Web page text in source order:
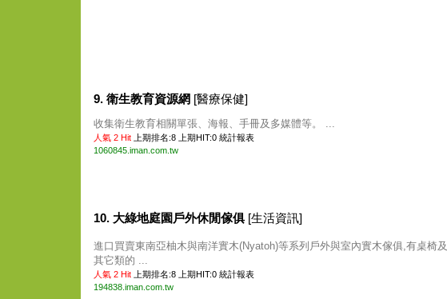
9. 衛生教育資源網 [醫療保健]
收集衛生教育相關單張、海報、手冊及多媒體等。 ...
人氣 2 Hit 上期排名:8 上期HIT:0 統計報表
1060845.iman.com.tw
10. 大綠地庭園戶外休閒傢俱 [生活資訊]
進口買賣東南亞柚木與南洋實木(Nyatoh)等系列戶外與室內實木傢俱,有桌椅及
其它類的 ...
人氣 2 Hit 上期排名:8 上期HIT:0 統計報表
194838.iman.com.tw